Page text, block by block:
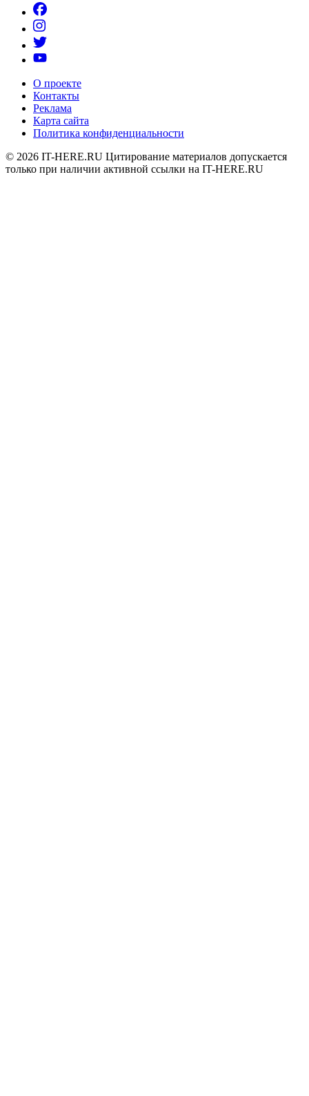
О проекте
Контакты
Реклама
Карта сайта
Политика конфиденциальности
© 2026 IT-HERE.RU Цитирование материалов допускается
только при наличии активной ссылки на IT-HERE.RU